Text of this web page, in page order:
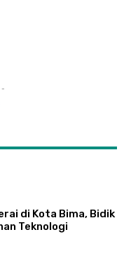
-
di Kota Bima, Bidik
Teknologi